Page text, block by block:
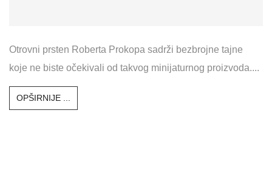
Otrovni prsten Roberta Prokopa sadrži bezbrojne tajne
koje ne biste očekivali od takvog minijaturnog proizvoda....
OPŠIRNIJE ...